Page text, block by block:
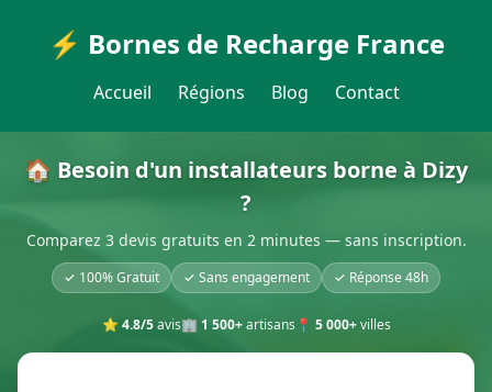
⚡ Bornes de Recharge France
Accueil Régions Blog Contact
🏠 Besoin d'un installateurs borne à Dizy
?
Comparez 3 devis gratuits en 2 minutes — sans inscription.
✓ 100% Gratuit ✓ Sans engagement ✓ Réponse 48h
⭐ 4.8/5avis🏢 1 500+artisans 📍 5 000+villes